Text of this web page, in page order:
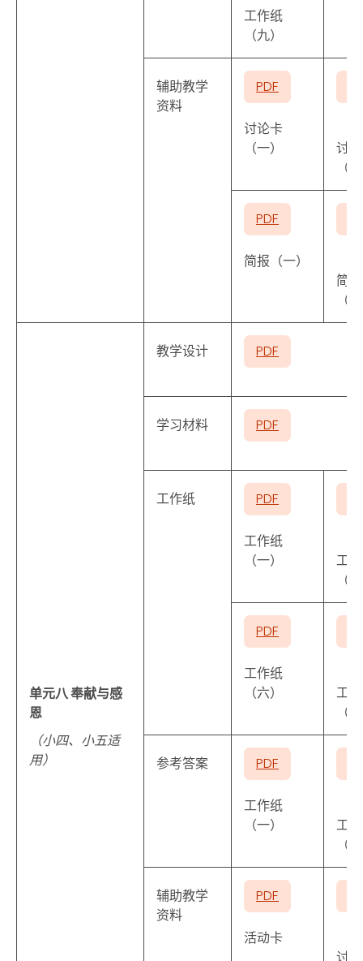
工作纸
（九）
辅助教学
资料
PDF
讨论卡
（一）
讨
（
PDF
简报（一）
简报
（
单元八 奉献与感
恩
（小四、小五适
用）
教学设计 PDF
学习材料 PDF
工作纸 PDF
工作纸
（一）
工
（
PDF
工作纸
（六）
工
（
参考答案 PDF
工作纸
（一）
工
（
辅助教学
资料
PDF
活动卡